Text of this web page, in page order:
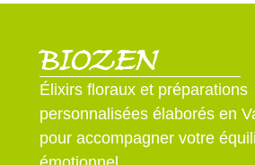
BIOZEN
Élixirs floraux et préparations
personnalisées élaborés en
pour accompagner votre